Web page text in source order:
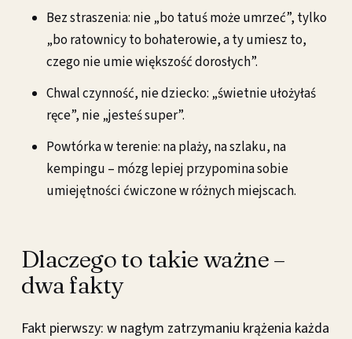
Bez straszenia: nie „bo tatuś może umrzeć”, tylko
„bo ratownicy to bohaterowie, a ty umiesz to,
czego nie umie większość dorosłych”.
Chwal czynność, nie dziecko: „świetnie ułożyłaś
ręce”, nie „jesteś super”.
Powtórka w terenie: na plaży, na szlaku, na
kempingu – mózg lepiej przypomina sobie
umiejętności ćwiczone w różnych miejscach.
Dlaczego to takie ważne –
dwa fakty
Fakt pierwszy: w nagłym zatrzymaniu krążenia każda